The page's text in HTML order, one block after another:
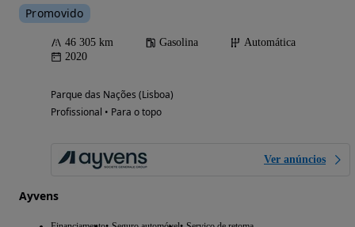
Promovido
46 305 km Gasolina
Automática
2020
Parque das Nações (Lisboa)
Profissional • Para o topo
Ver anúncios
Ayvens